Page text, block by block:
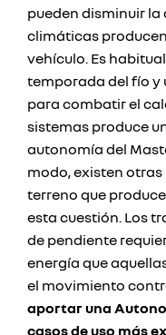
pueden disminuir
climáticas
vehículo. Es
temporada del fío y
para combatir el
sistemas produce
autonomía del
modo, existen
terreno que
esta cuestión. Los
de pendiente
energía que
el movimiento
aportar una
casos de uso más